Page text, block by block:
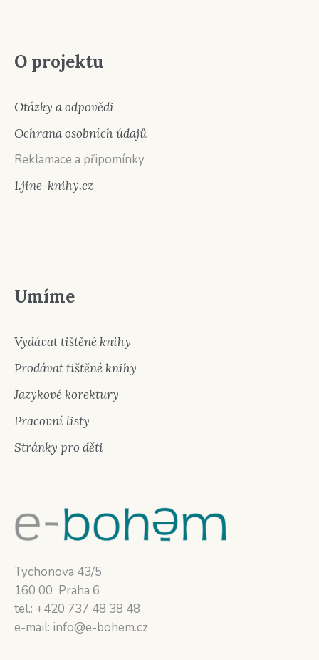
O projektu
Otázky a odpovědi
Ochrana osobních údajů
Reklamace a připomínky
1.jine-knihy.cz
Umíme
Vydávat tištěné knihy
Prodávat tištěné knihy
Jazykové korektury
Pracovní listy
Stránky pro děti
Tychonova 43/5
160 00 Praha 6
tel.: +420 737 48 38 48
e-mail: info@e-bohem.cz